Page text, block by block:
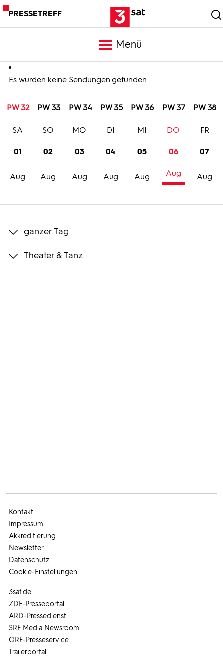
PRESSETREFF
Menü
Meldungen
Programm
Trailer
Bilder
Es wurden keine Sendungen gefunden
PW 32 PW 33 PW 34 PW 35 PW 36 PW 37 PW 38
01
Aug
SA
02
Aug
SO
03
Aug
MO
04
Aug
DI
05
Aug
MI
06
Aug
DO
07
Aug
FR
ganzer Tag
Theater & Tanz
3sat.de
ZDF-Presseportal
ARD-Pressedienst
SRF Media Newsroom
ORF-Presseservice
Trailerportal
Kontakt
Impressum
Akkreditierung
Newsletter
Datenschutz
Cookie-Einstellungen